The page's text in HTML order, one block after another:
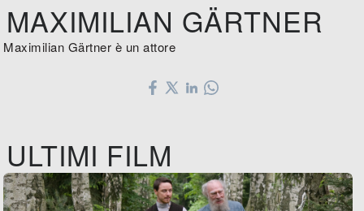
MAXIMILIAN GÄRTNER
Maximilian Gärtner è un attore
ULTIMI FILM